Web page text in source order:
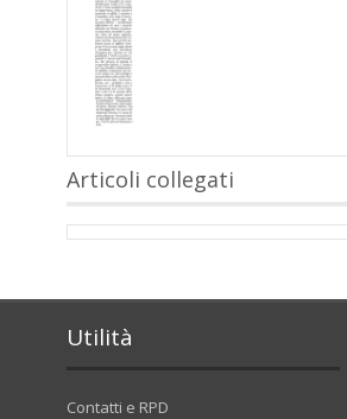
Articoli collegati
Utilità
Contatti e RPD